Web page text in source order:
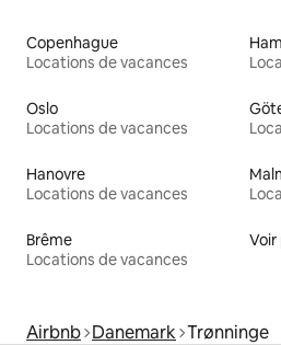
Copenhague
Locations de vacances
Oslo
Locations de vacances
Hanovre
Locations de vacances
Brême
Locations de vacances
Airbnb Danemark Trønninge